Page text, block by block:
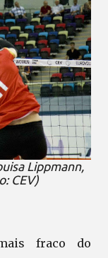
Lippmann,
CEV)
fraco do